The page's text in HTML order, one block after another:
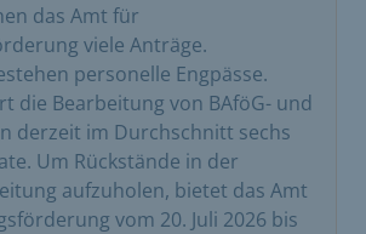
das Amt für
viele Anträge.
personelle Engpässe.
die Bearbeitung von BAföG- und
derzeit im Durchschnitt sechs
Um Rückstände in der
aufzuholen, bietet das Amt
vom 20. Juli 2026 bis